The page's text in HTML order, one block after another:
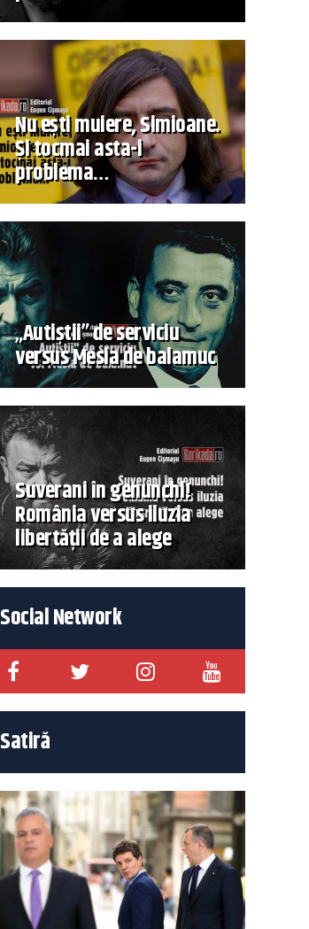
Nu ești muiere, Simioane.
Și tocmai asta-i
problema…
„Autiștii” de serviciu
versus Mesia de balamuc
Suverani în genunchi!
România versus iluzia
libertății de a alege
Social Network
Satiră